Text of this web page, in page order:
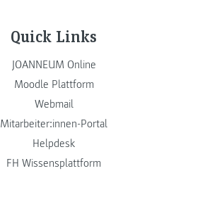
Quick Links
JOANNEUM Online
Moodle Plattform
Webmail
Mitarbeiter:innen-Portal
Helpdesk
FH Wissensplattform